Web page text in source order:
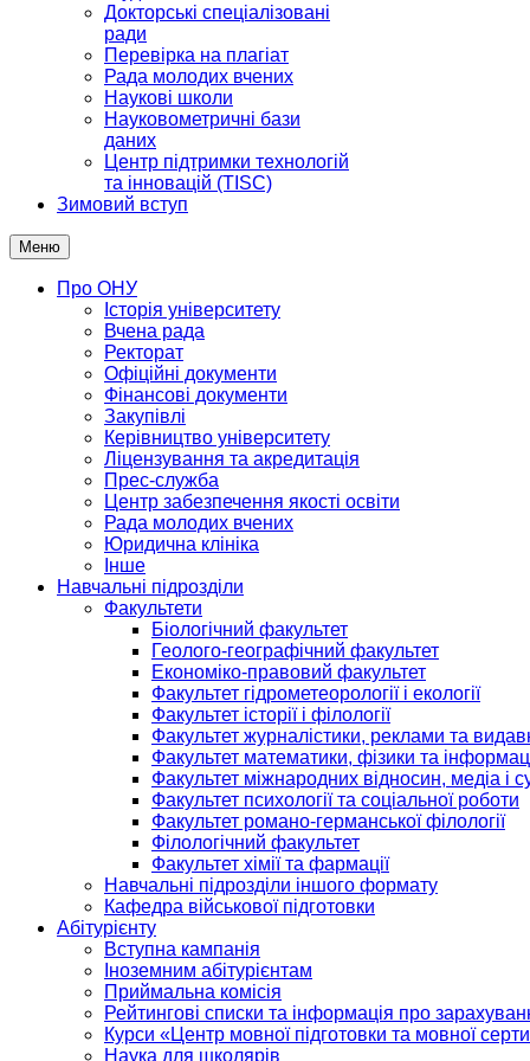
Докторські спеціалізовані
ради
Перевірка на плагіат
Рада молодих вчених
Наукові школи
Науковометричні бази
даних
Центр підтримки технологій
та інновацій (TISC)
Зимовий вступ
Меню
Про ОНУ
Історія університету
Вчена рада
Ректорат
Офіційні документи
Фінансові документи
Закупівлі
Керівництво університету
Ліцензування та акредитація
Прес-служба
Центр забезпечення якості освіти
Рада молодих вчених
Юридична клініка
Інше
Навчальні підрозділи
Факультети
Біологічний факультет
Геолого-географічний факультет
Економіко-правовий факультет
Факультет гідрометеорології і екології
Факультет історії і філології
Факультет журналістики, реклами та
Факультет математики, фізики та
Факультет міжнародних відносин, медіа і
Факультет психології та соціальної роботи
Факультет романо-германської філології
Філологічний факультет
Факультет хімії та фармації
Навчальні підрозділи іншого формату
Кафедра військової підготовки
Абітурієнту
Вступна кампанія
Іноземним абітурієнтам
Приймальна комісія
Рейтингові списки та інформація про
Курси «Центр мовної підготовки та мовної
Наука для школярів